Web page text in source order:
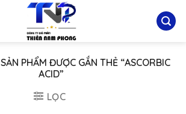
SẢN PHẨM ĐƯỢC GẮN THẺ “ASCORBIC
ACID”
LỌC